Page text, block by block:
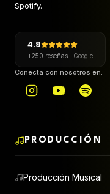
Spotify.
4.9
+250 reseñas · Google
Conecta con nosotros en:
PRODUCCIÓN
Producción Musical